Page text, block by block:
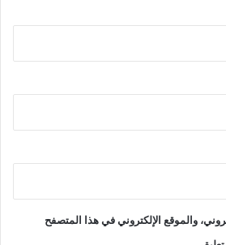
والموقع الإلكتروني في هذا المتصفح